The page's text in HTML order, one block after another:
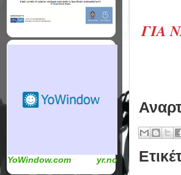
ΓΙΑ
YoWindow.com yr.no